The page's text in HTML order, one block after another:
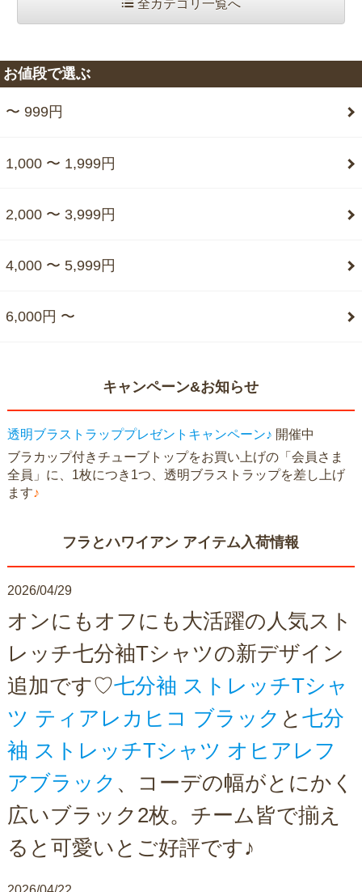
全カテゴリ一覧へ
お値段で選ぶ
〜 999円
1,000 〜 1,999円
2,000 〜 3,999円
4,000 〜 5,999円
6,000円 〜
キャンペーン&お知らせ
透明ブラストラッププレゼントキャンペーン♪ 開催中
ブラカップ付きチューブトップをお買い上げの「会員さま
全員」に、1枚につき1つ、透明ブラストラップを差し上げ
ます♪
フラとハワイアン アイテム入荷情報
2026/04/29
オンにもオフにも大活躍の人気スト
レッチ七分袖Tシャツの新デザイン
追加です♡七分袖 ストレッチTシャ
ツ ティアレカヒコ ブラック と 七分
袖 ストレッチTシャツ オヒアレフ
アブラック 、コーデの幅がとにかく
広いブラック2枚。チーム皆で揃え
ると可愛いとご好評です♪